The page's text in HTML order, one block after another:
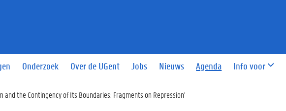
Onderzoek Over de UGent Jobs Nieuws Agenda Info voor
and the Contingency of Its Boundaries: Fragments on Repression'